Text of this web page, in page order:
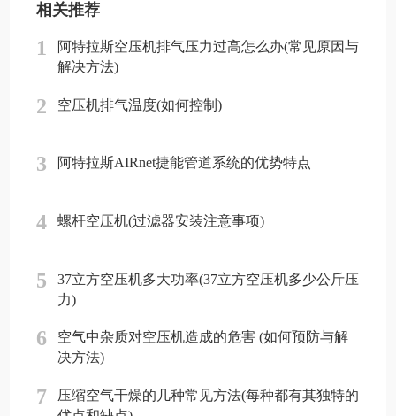
相关推荐
1
阿特拉斯空压机排气压力过高怎么办(常见原因与
解决方法)
2 空压机排气温度(如何控制)
3 阿特拉斯AIRnet捷能管道系统的优势特点
4 螺杆空压机(过滤器安装注意事项)
5
37立方空压机多大功率(37立方空压机多少公斤压
力)
6
空气中杂质对空压机造成的危害 (如何预防与解
决方法)
7
压缩空气干燥的几种常见方法(每种都有其独特的